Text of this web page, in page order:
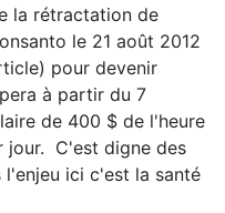
la rétractation de
le 21 août 2012
pour devenir
à partir du 7
de 400 $ de l'heure
jour. C'est digne des
l'enjeu ici c'est la santé